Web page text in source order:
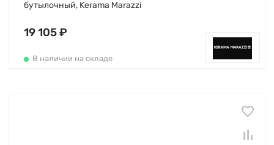
бутылочный, Kerama Marazzi
19 105 ₽
В наличии на складе